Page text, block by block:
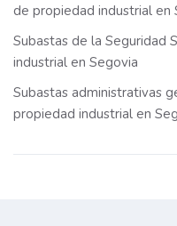
de propiedad industrial en
Subastas de la Seguridad
industrial en Segovia
Subastas administrativas
propiedad industrial en